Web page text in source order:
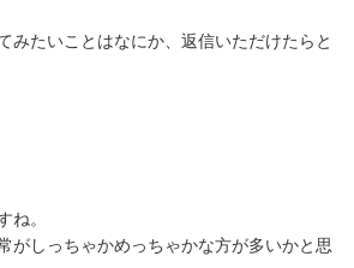
みたいことはなにか、返信いただけたらと
ね。
がしっちゃかめっちゃかな方が多いかと思